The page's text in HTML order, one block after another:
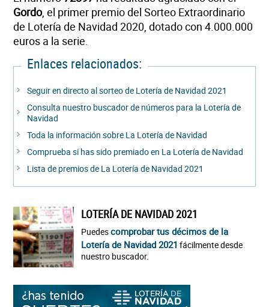
Gordo, el primer premio del Sorteo Extraordinario
de Lotería de Navidad 2020, dotado con 4.000.000
euros a la serie.
Enlaces relacionados:
Seguir en directo al sorteo de Lotería de Navidad 2021
Consulta nuestro buscador de números para la Lotería de
Navidad
Toda la información sobre La Lotería de Navidad
Comprueba si has sido premiado en La Lotería de Navidad
Lista de premios de La Lotería de Navidad 2021
LOTERÍA DE NAVIDAD 2021
Puedescomprobar tus décimos de la
Lotería de Navidad 2021 fácilmente desde
nuestro buscador.